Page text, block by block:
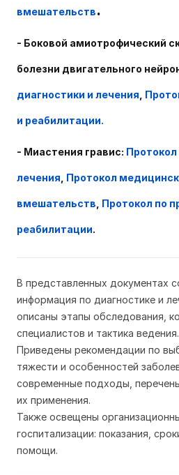
вмешательств.
- Боковой амиотрофический
болезни двигательного
диагностики и лечения
и реабилитации.
- Миастения гравис: Протокол
лечения Протокол
вмешательств Протокол по
реабилитации.
В представленных документах
информация по диагностике и
описаны этапы обследования,
специалистов и тактика ведения.
Приведены рекомендации по
тяжести и особенностей
современные подходы,
их применения.
Также освещены
госпитализации: показания,
помощи.